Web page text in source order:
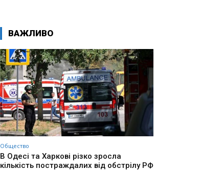
ВАЖЛИВО
Общество
В Одесі та Харкові різко зросла
кількість постраждалих від обстрілу РФ